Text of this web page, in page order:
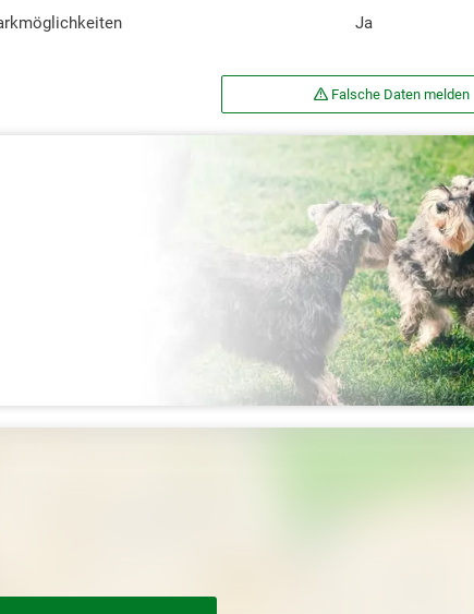
Ja
Falsche Daten melden